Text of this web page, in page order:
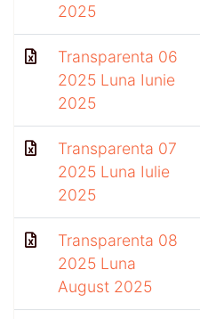
2025
Transparenta 06
2025 Luna Iunie
2025
Transparenta 07
2025 Luna Iulie
2025
Transparenta 08
2025 Luna
August 2025